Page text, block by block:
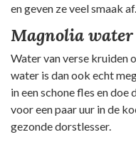
en geven ze veel smaak af.
Magnolia water
Water van verse kruiden
water is dan ook echt
in een schone fles en
voor een paar uur in de
gezonde dorstlesser.